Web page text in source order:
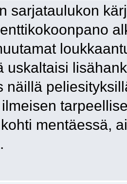
sarjataulukon
uskaltaisi
näillä
mentäessä,